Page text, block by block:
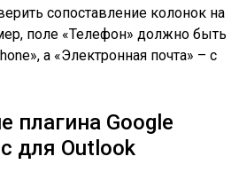
сопоставление колонок на
поле «Телефон» должно быть
а «Электронная почта» – с
плагина Google
для Outlook